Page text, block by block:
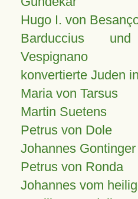
Hugo I. von
Barduccius
Vespignano
konvertierte Juden
Maria von Tarsus
Martin Suetens
Petrus von Dole
Johannes Gontinger
Petrus von Ronda
Johannes vom